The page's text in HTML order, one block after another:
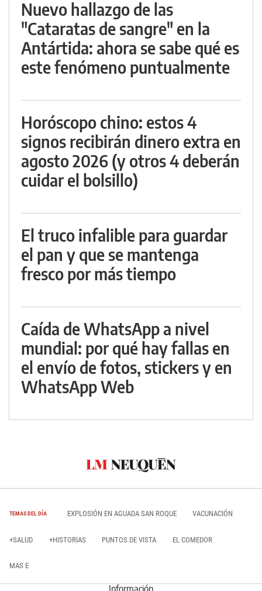
Nuevo hallazgo de las
"Cataratas de sangre" en la
Antártida: ahora se sabe qué es
este fenómeno puntualmente
Horóscopo chino: estos 4
signos recibirán dinero extra en
agosto 2026 (y otros 4 deberán
cuidar el bolsillo)
El truco infalible para guardar
el pan y que se mantenga
fresco por más tiempo
Caída de WhatsApp a nivel
mundial: por qué hay fallas en
el envío de fotos, stickers y en
WhatsApp Web
TEMAS DEL DÍA EXPLOSIÓN EN AGUADA SAN ROQUE VACUNACIÓN
+SALUD +HISTORIAS PUNTOS DE VISTA EL COMEDOR
MAS E